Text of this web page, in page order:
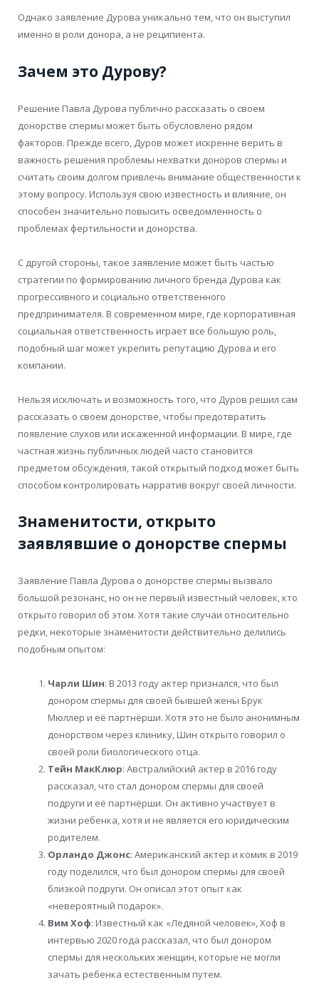
Однако заявление Дурова уникально тем, что он выступил
именно в роли донора, а не реципиента.
Зачем это Дурову?
Решение Павла Дурова публично рассказать о своем
донорстве спермы может быть обусловлено рядом
факторов. Прежде всего, Дуров может искренне верить в
важность решения проблемы нехватки доноров спермы и
считать своим долгом привлечь внимание общественности к
этому вопросу. Используя свою известность и влияние, он
способен значительно повысить осведомленность о
проблемах фертильности и донорства.
С другой стороны, такое заявление может быть частью
стратегии по формированию личного бренда Дурова как
прогрессивного и социально ответственного
предпринимателя. В современном мире, где корпоративная
социальная ответственность играет все большую роль,
подобный шаг может укрепить репутацию Дурова и его
компании.
Нельзя исключать и возможность того, что Дуров решил сам
рассказать о своем донорстве, чтобы предотвратить
появление слухов или искаженной информации. В мире, где
частная жизнь публичных людей часто становится
предметом обсуждения, такой открытый подход может быть
способом контролировать нарратив вокруг своей личности.
Знаменитости, открыто
заявлявшие о донорстве спермы
Заявление Павла Дурова о донорстве спермы вызвало
большой резонанс, но он не первый известный человек, кто
открыто говорил об этом. Хотя такие случаи относительно
редки, некоторые знаменитости действительно делились
подобным опытом:
Чарли Шин: В 2013 году актер признался, что был
донором спермы для своей бывшей жены Брук
Мюллер и её партнёрши. Хотя это не было анонимным
донорством через клинику, Шин открыто говорил о
своей роли биологического отца.
Тейн МакКлюр: Австралийский актер в 2016 году
рассказал, что стал донором спермы для своей
подруги и её партнёрши. Он активно участвует в
жизни ребенка, хотя и не является его юридическим
родителем.
Орландо Джонс: Американский актер и комик в 2019
году поделился, что был донором спермы для своей
близкой подруги. Он описал этот опыт как
«невероятный подарок».
Вим Хоф: Известный как «Ледяной человек», Хоф в
интервью 2020 года рассказал, что был донором
спермы для нескольких женщин, которые не могли
зачать ребенка естественным путем.